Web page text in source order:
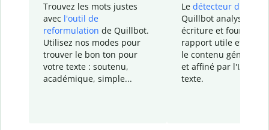
Trouvez les mots justes
avec l'outil de
reformulation de Quillbot.
Utilisez nos modes pour
trouver le bon ton pour
votre texte : soutenu,
académique, simple...
Le détecteur d'IA
Quillbot analyse votre
écriture et fournit un
rapport utile et
le contenu généré
et affiné par l'IA
texte.